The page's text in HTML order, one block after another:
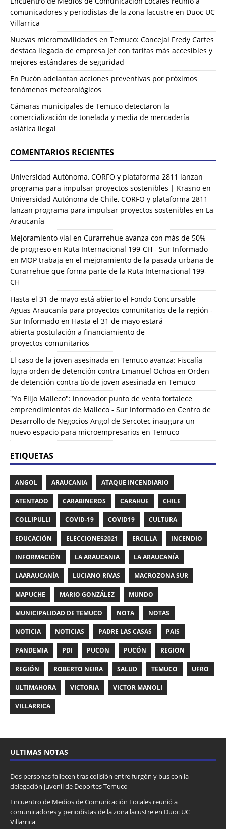
comunicadores y periodistas de la zona lacustre en Duoc UC
Villarrica
Nuevas micromovilidades en Temuco: Concejal Fredy Cartes
destaca llegada de empresa Jet con tarifas más accesibles y
mejores estándares de seguridad
En Pucón adelantan acciones preventivas por próximos
fenómenos meteorológicos
Cámaras municipales de Temuco detectaron la
comercialización de tonelada y media de mercadería
asiática ilegal
COMENTARIOS RECIENTES
Universidad Autónoma, CORFO y plataforma 2811 lanzan
programa para impulsar proyectos sostenibles | Krasno en
Universidad Autónoma de Chile, CORFO y plataforma 2811
lanzan programa para impulsar proyectos sostenibles en La
Araucanía
Mejoramiento vial en Curarrehue avanza con más de 50%
de progreso en Ruta Internacional 199-CH - Sur Informado
en MOP trabaja en el mejoramiento de la pasada urbana de
Curarrehue que forma parte de la Ruta Internacional 199-
CH
Hasta el 31 de mayo está abierto el Fondo Concursable
Aguas Araucanía para proyectos comunitarios de la región -
Sur Informado en Hasta el 31 de mayo estará
abierta postulación a financiamiento de
proyectos comunitarios
El caso de la joven asesinada en Temuco avanza: Fiscalía
logra orden de detención contra Emanuel Ochoa en Orden
de detención contra tío de joven asesinada en Temuco
"Yo Elijo Malleco": innovador punto de venta fortalece
emprendimientos de Malleco - Sur Informado en Centro de
Desarrollo de Negocios Angol de Sercotec inaugura un
nuevo espacio para microempresarios en Temuco
ETIQUETAS
ANGOL ARAUCANIA ATAQUE INCENDIARIO
ATENTADO CARABINEROS CARAHUE CHILE
COLLIPULLI COVID-19 COVID19 CULTURA
EDUCACIÓN ELECCIONES2021 ERCILLA INCENDIO
INFORMACIÓN LA ARAUCANIA LA ARAUCANÍA
LAARAUCANÍA LUCIANO RIVAS MACROZONA SUR
MAPUCHE MARIO GONZÁLEZ MUNDO
MUNICIPALIDAD DE TEMUCO NOTA NOTAS
NOTICIA NOTICIAS PADRE LAS CASAS PAIS
PANDEMIA PDI PUCON PUCÓN REGION
REGIÓN ROBERTO NEIRA SALUD TEMUCO UFRO
ULTIMAHORA VICTORIA VICTOR MANOLI
VILLARRICA
ULTIMAS NOTAS
Dos personas fallecen tras colisión entre furgón y bus con la
delegación juvenil de Deportes Temuco
Encuentro de Medios de Comunicación Locales reunió a
comunicadores y periodistas de la zona lacustre en Duoc UC
Villarrica